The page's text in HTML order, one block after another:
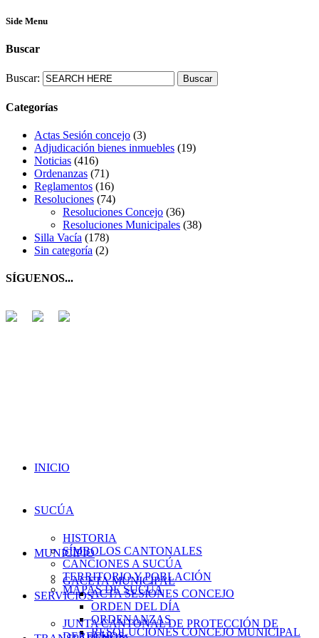
Side Menu
Buscar
Buscar:
Categorías
Actas Sesión concejo (3)
Adjudicación bienes inmuebles (19)
Noticias (416)
Ordenanzas (71)
Reglamentos (16)
Resoluciones (74)
Resoluciones Concejo (36)
Resoluciones Municipales (38)
Silla Vacía (178)
Sin categoría (2)
SÍGUENOS...
INICIO
SUCÚA
HISTORIA
SÍMBOLOS CANTONALES
CANCIONES A SUCÚA
TERRITORIO Y POBLACIÓN
MAPAS DE SUCÚA
MUNICIPIO
GACETA MUNICIPAL
ACTA SESIONES CONCEJO
ORDEN DEL DÍA
ORDENANZAS
RESOLUCIONES CONCEJO MUNICIPAL
SERVICIOS
JUNTA CANTONAL DE PROTECCIÓN DE